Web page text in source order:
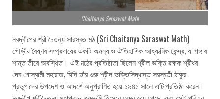
Chaitanya Saraswat Math
নবদ্বীপের শ্রী চৈতন্য সারস্বত মঠ (Sri Chaitanya Saraswat Math)
গৌড়ীয় বৈষ্ণব সম্প্রদায়ের একটি অনন্য ও ঐতিহাসিক আধ্যাত্মিক কেন্দ্র, যা গঙ্গার
শান্ত তীরে অবস্থিত। এই মঠের প্রতিষ্ঠাতা ছিলেন শ্রীল ভক্তি রক্ষক শ্রীধর
দেব গোস্বামী মহারাজ, যিনি তাঁর গুরু শ্রীল ভক্তিসিদ্ধান্ত সরস্বতী ঠাকুর
প্রভুপাদের উপদেশ ও আদর্শে অনুপ্রাণিত হয়ে ১৯৪১ সালে এটি প্রতিষ্ঠা করেন।